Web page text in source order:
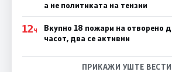
а не политиката на тензии
12Ч
Вкупно 18 пожари на отворено
часот, два се активни
ПРИКАЖИ УШТЕ